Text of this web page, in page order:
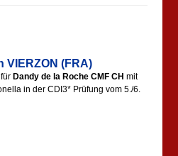
VIERZON (FRA)
für Dandy de la Roche CMF CH mit
in der CDI3* Prüfung vom 5./6.